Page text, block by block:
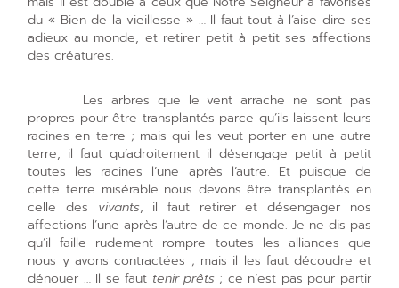
du « Bien de la vieillesse » … Il faut tout à l’aise dire ses
adieux au monde, et retirer petit à petit ses affections
des créatures.
Les arbres que le vent arrache ne sont pas
propres pour être transplantés parce qu’ils laissent leurs
racines en terre ; mais qui les veut porter en une autre
terre, il faut qu’adroitement il désengage petit à petit
toutes les racines l’une après l’autre. Et puisque de
cette terre misérable nous devons être transplantés en
celle des vivants, il faut retirer et désengager nos
affections l’une après l’autre de ce monde. Je ne dis pas
qu’il faille rudement rompre toutes les alliances que
nous y avons contractées ; mais il les faut découdre et
dénouer … Il se faut tenir prêts ; ce n’est pas pour partir